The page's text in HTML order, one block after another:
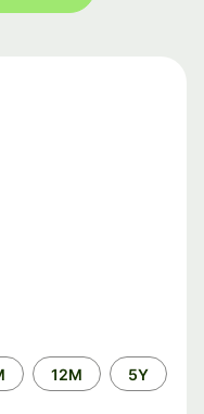
12M 5Y